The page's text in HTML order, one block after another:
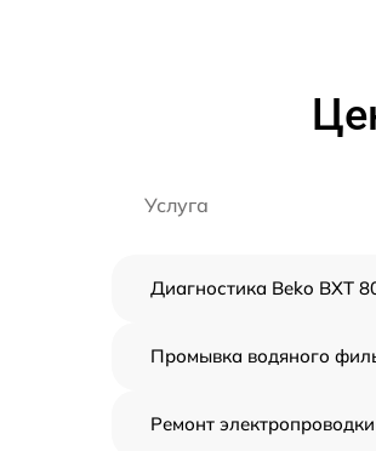
Услуга
Диагностика Beko BXT
Промывка водяного
Ремонт